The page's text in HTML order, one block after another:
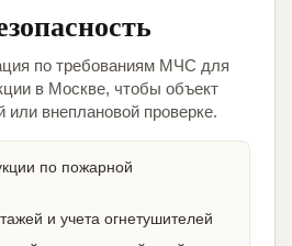
по требованиям МЧС для
в Москве, чтобы объект
или внеплановой проверке.
по пожарной
и учета огнетушителей